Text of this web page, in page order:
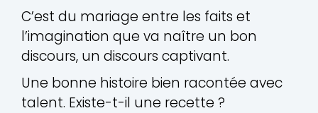
C’est du mariage entre les faits et
l’imagination que va naître un bon
discours, un discours captivant.
Une bonne histoire bien racontée avec
talent. Existe-t-il une recette ?